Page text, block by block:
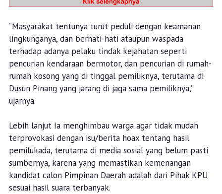
“Masyarakat tentunya turut peduli dengan keamanan
lingkunganya, dan berhati-hati ataupun waspada
terhadap adanya pelaku tindak kejahatan seperti
pencurian kendaraan bermotor, dan pencurian di rumah-
rumah kosong yang di tinggal pemiliknya, terutama di
Dusun Pinang yang jarang di jaga sama pemiliknya,”
ujarnya.
Lebih lanjut Ia menghimbau warga agar tidak mudah
terprovokasi dengan isu/berita hoax tentang hasil
pemilukada, terutama di media sosial yang belum pasti
sumbernya, karena yang memastikan kemenangan
kandidat calon Pimpinan Daerah adalah dari Pihak KPU
sesuai hasil suara terbanyak.